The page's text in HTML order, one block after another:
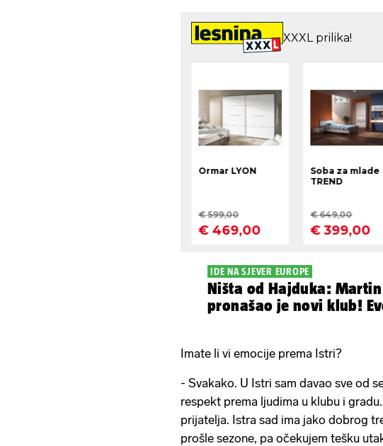
IDE NA SJEVER EUROPE
Ništa od Hajduka: Martin
pronašao je novi klub!
Imate li vi emocije prema Istri?
- Svakako. U Istri sam davao sve od
respekt prema ljudima u klubu i
prijatelja. Istra sad ima jako dobrog
prošle sezone, pa očekujem tešku